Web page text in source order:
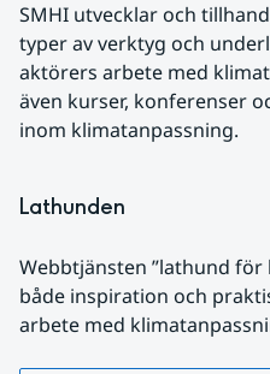
SMHI utvecklar och
typer av verktyg och
aktörers arbete med
även kurser, konferenser
inom klimatanpassning.
Lathunden
Webbtjänsten ”lathund
både inspiration och
arbete med